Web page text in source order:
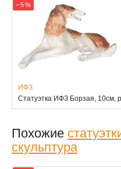
− 5 %
ИФЗ
Статуэтка ИФЗ Борзая, 10см,
Похожие
скульптура